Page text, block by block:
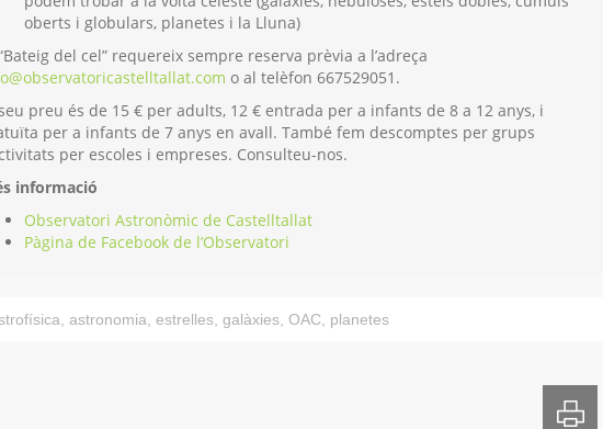
oberts i globulars, planetes i la Lluna)
del cel” requereix sempre reserva prèvia a l’adreça
o al telèfon 667529051.
preu és de 15 € per adults, 12 € entrada per a infants de 8 a 12 anys, i
per a infants de 7 anys en avall. També fem descomptes per grups
per escoles i empreses. Consulteu-nos.
informació
Observatori Astronòmic de Castelltallat
Pàgina de Facebook de l’Observatori
, astronomia, estrelles, galàxies, OAC, planetes